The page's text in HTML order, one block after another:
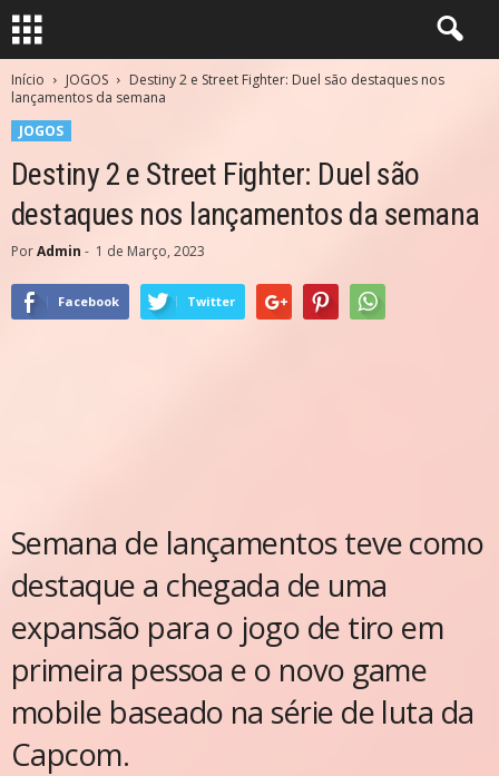
Início JOGOS
Destiny 2 e Street Fighter: Duel são destaques nos
lançamentos da semana
JOGOS
Destiny 2 e Street Fighter: Duel são
destaques nos lançamentos da semana
PorAdmin - 1 de Março, 2023
Facebook Twitter
Semana de lançamentos teve como
destaque a chegada de uma
expansão para o jogo de tiro em
primeira pessoa e o novo game
mobile baseado na série de luta da
Capcom.